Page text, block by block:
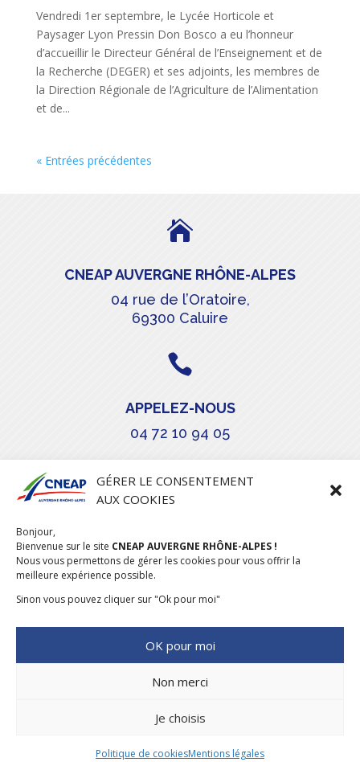
GÉRER LE CONSENTEMENT
AUX COOKIES
Bonjour,
Bienvenue sur le site CNEAP AUVERGNE RHÔNE-ALPES !
Nous vous permettons de gérer les cookies pour vous offrir la
meilleure expérience possible.
Sinon vous pouvez cliquer sur "Ok pour moi"
OK pour moi
Non merci
Je choisis
Politique de cookiesMentions légales
Vendredi 1er septembre, le Lycée Horticole et
Paysager Lyon Pressin Don Bosco a eu l’honneur
d’accueillir le Directeur Général de l’Enseignement et de
la Recherche (DEGER) et ses adjoints, les membres de
la Direction Régionale de l’Agriculture de l’Alimentation
et de...
« Entrées précédentes

CNEAP AUVERGNE RHÔNE-ALPES
04 rue de l’Oratoire,
69300 Caluire

APPELEZ-NOUS
04 72 10 94 05

stephanie.maillot@cneap.fr
LÉGALES–POLITIQUE COOKIES